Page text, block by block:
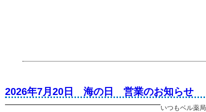
2026年7月20日 海の日 営業のお知らせ
いつもベル薬